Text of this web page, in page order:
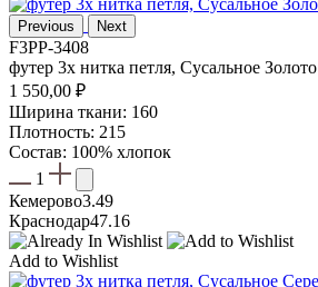
Previous Next
F3PP-3408
футер 3х нитка петля, Сусальное Золото
1 550,00 ₽
Ширина ткани: 160
Плотность: 215
Состав: 100% хлопок
1
Кемерово3.49
Краснодар47.16
Add to Wishlist